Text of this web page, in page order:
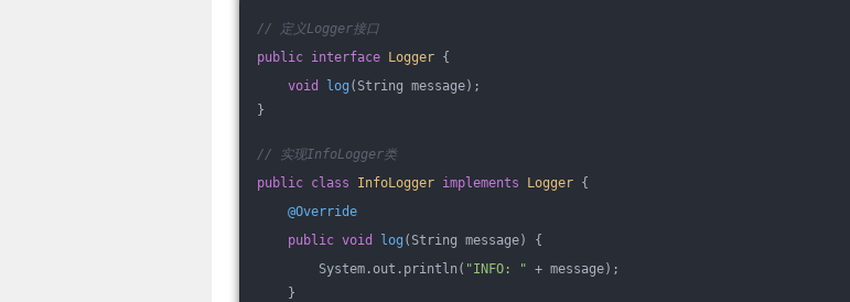
// 定义Logger接口
public interface Logger {
void
log (String message) ;
}
// 实现InfoLogger类
public class InfoLogger implements Logger {
@Override
public void log (String message)
{
System.out.println( "INFO: " + message);
}